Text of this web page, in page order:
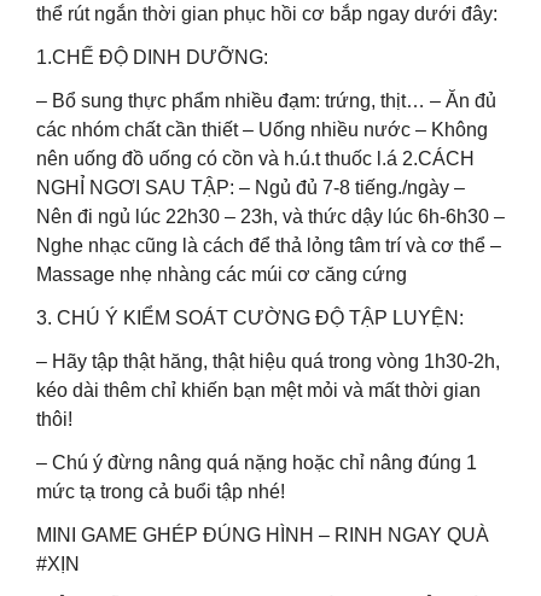
thể rút ngắn thời gian phục hồi cơ bắp ngay dưới đây:
1.CHẾ ĐỘ DINH DƯỠNG:
– Bổ sung thực phẩm nhiều đạm: trứng, thịt… – Ăn đủ
các nhóm chất cần thiết – Uống nhiều nước – Không
nên uống đồ uống có cồn và h.ú.t thuốc l.á 2.CÁCH
NGHỈ NGƠI SAU TẬP: – Ngủ đủ 7-8 tiếng./ngày –
Nên đi ngủ lúc 22h30 – 23h, và thức dậy lúc 6h-6h30 –
Nghe nhạc cũng là cách để thả lỏng tâm trí và cơ thể –
Massage nhẹ nhàng các múi cơ căng cứng
3. CHÚ Ý KIỂM SOÁT CƯỜNG ĐỘ TẬP LUYỆN:
– Hãy tập thật hăng, thật hiệu quá trong vòng 1h30-2h,
kéo dài thêm chỉ khiến bạn mệt mỏi và mất thời gian
thôi!
– Chú ý đừng nâng quá nặng hoặc chỉ nâng đúng 1
mức tạ trong cả buổi tập nhé!
MINI GAME GHÉP ĐÚNG HÌNH – RINH NGAY QUÀ
#XỊN